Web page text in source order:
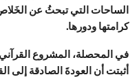
الساحات التي تبحثُ عن
كرامتها ودورها.
في المحصلة، المشروع
أثبتت أن العودةَ الصادقة إلى